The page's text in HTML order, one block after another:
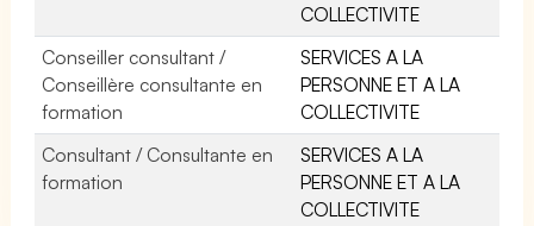
COLLECTIVITE
Conseiller consultant /
Conseillère consultante en
formation
SERVICES A LA
PERSONNE ET A LA
COLLECTIVITE
Consultant / Consultante en
formation
SERVICES A LA
PERSONNE ET A LA
COLLECTIVITE